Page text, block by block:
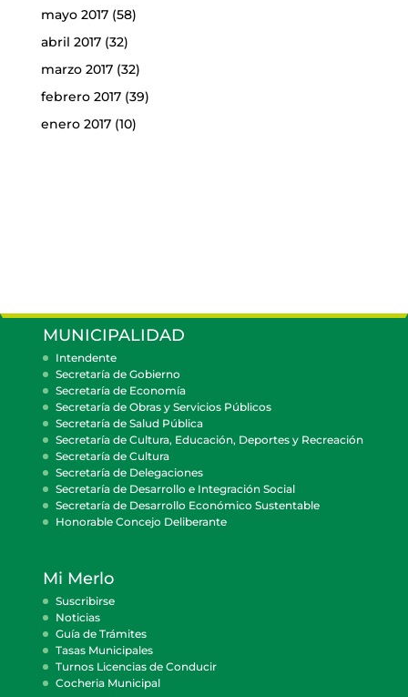
mayo 2017(58)
abril 2017(32)
marzo 2017(32)
febrero 2017(39)
enero 2017(10)
MUNICIPALIDAD
Intendente
Secretaría de Gobierno
Secretaría de Economía
Secretaría de Obras y Servicios Públicos
Secretaría de Salud Pública
Secretaría de Cultura, Educación, Deportes y Recreación
Secretaría de Cultura
Secretaría de Delegaciones
Secretaría de Desarrollo e Integración Social
Secretaría de Desarrollo Económico Sustentable
Honorable Concejo Deliberante
Mi Merlo
Suscribirse
Noticias
Guía de Trámites
Tasas Municipales
Turnos Licencias de Conducir
Cocheria Municipal